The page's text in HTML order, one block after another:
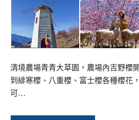
清境農場青青大草園，農場內吉野櫻
到緋寒櫻、八重櫻、富士櫻各種櫻花
可…